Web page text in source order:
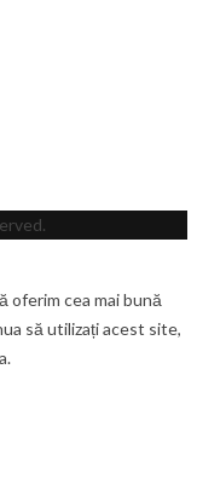
oferim cea mai bună
să utilizați acest site,